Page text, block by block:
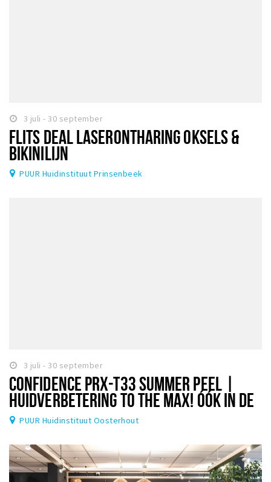
3 juli - 30 september
FLITS DEAL LASERONTHARING OKSELS &
BIKINILIJN
PUUR Huidinstituut Prinsenbeek
3 juli - 30 september
CONFIDENCE PRX-T33 SUMMER PEEL |
HUIDVERBETERING TO THE MAX! ÓÓK IN DE
ZOMER!
PUUR Huidinstituut Oosterhout